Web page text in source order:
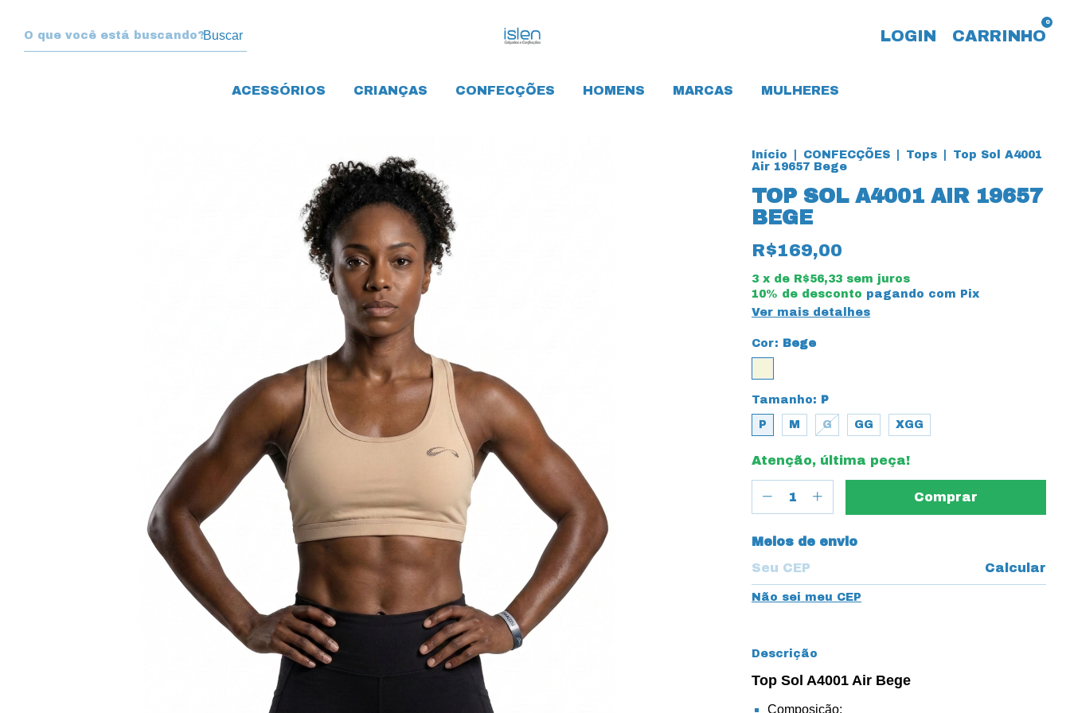
Buscar LOGIN CARRINHO
0
ACESSÓRIOS CRIANÇAS CONFECÇÕES HOMENS MARCAS MULHERES
Início CONFECÇÕES Tops
Top Sol A4001
Air 19657 Bege
TOP SOL A4001 AIR 19657
BEGE
R$169,00
3 x de R$56,33 sem juros
10% de desconto pagando com Pix
Ver mais detalhes
Cor: Bege
Tamanho: P
P M G GG XGG
Atenção, última peça!
Entregas para o CEP:
Meios de envio
Calcular
Não sei meu CEP
Descrição
Top Sol A4001 Air Bege
Composição: